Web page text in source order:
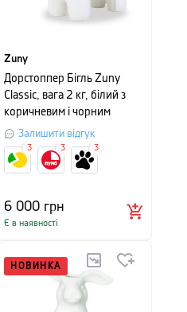
Zuny
Дорстоппер Бігль Zuny
Classic, вага 2 кг, білий з
коричневим і чорним
Залишити відгук
6 000 грн
Є в наявності
3 3 3
НОВИНКА